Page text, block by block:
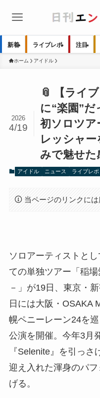
新着 ライブレポ 注目
ホーム アイドル
📎 【ライ
に“楽園”
初ソロツア
レッシャ
みで魅せた
2026
4/19
アイドル ニュース ライブレポ
当ページのリンクには
ソロアーティストと
ての単独ツアー「稲
－」が19日、東京・
日には大阪・OSAKA
幌ペニーレーン24を
公演を開催。今年3月
『Selenite』を引っ
迎え入れた渾身のパ
げる。